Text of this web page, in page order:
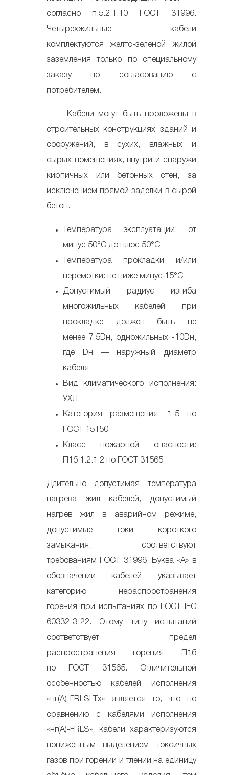
согласно п.5.2.1.10 ГОСТ 31996.
Четырехжильные кабели
комплектуются желто-зеленой жилой
заземления только по специальному
заказу по согласованию с
потребителем.
Кабели могут быть проложены в
строительных конструкциях зданий и
сооружений, в сухих, влажных и
сырых помещениях, внутри и снаружи
кирпичных или бетонных стен, за
исключением прямой заделки в сырой
бетон.
Температура эксплуатации: от
минус 50°С до плюс 50°С
Температура прокладки и/или
перемотки: не ниже минус 15°С
Допустимый радиус изгиба
многожильных кабелей при
прокладке должен быть не
менее 7,5Dн, одножильных -10Dн,
где Dн — наружный диаметр
кабеля.
Вид климатического исполнения:
УХЛ
Категория размещения: 1-5 по
ГОСТ 15150
Класс пожарной опасности:
П1б.1.2.1.2 по ГОСТ 31565
Длительно допустимая температура
нагрева жил кабелей, допустимый
нагрев жил в аварийном режиме,
допустимые токи короткого
замыкания, соответствуют
требованиям ГОСТ 31996. Буква «А» в
обозначении кабелей указывает
категорию нераспространения
горения при испытаниях по ГОСТ IEC
60332-3-22. Этому типу испытаний
соответствует предел
распространения горения П1б
по ГОСТ 31565. Отличительной
особенностью кабелей исполнения
«нг(А)-FRLSLTx» является то, что по
сравнению с кабелями исполнения
«нг(А)-FRLS», кабели характеризуются
пониженным выделением токсичных
газов при горении и тлении на единицу